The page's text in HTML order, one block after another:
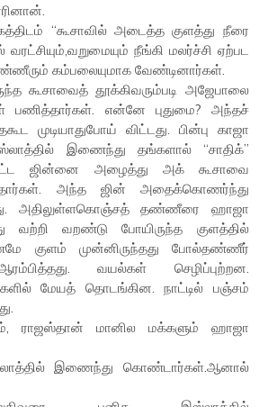
“கூசாவில் அடைத்த குளத்து நீரை
வரட்சியும்,வறுமையும் நீங்கி மலர்ச்சி ஏற்பட
கம்பலையுமாக வேண்டினார்கள்.
கூசாவைத் தூக்கிவரும்படி அஜேபாலை
பணித்தார்கள். என்னே புதுமை? அந்தச்
முடியாதுபோய் விட்டது. பின்பு காஜா
இணைந்து தங்களால் “சாதிக்”
ஜின்னை அழைத்து அக் கூசாவை
அந்த ஜின் அதைக்கொணர்ந்து
அதிலுள்ளகொஞ்சத் தண்ணீரை ஹாஜா
வற்றி வறண்டு போயிருந்த குளத்தில்
குளம் முன்னிருந்தது போல்தண்ணீர்
வயல்கள் செழிப்புற்றன.
மேயத் தொடங்கின. நாட்டில் பஞ்சம்
ராஜஸ்தான் மானில மக்களும் ஹாஜா
இணைந்து கொண்டார்கள்.ஆனால்